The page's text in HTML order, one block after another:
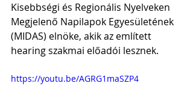
Kisebbségi és Regionális Nyelveken
Megjelenő Napilapok Egyesületének
(MIDAS) elnöke, akik az említett
hearing szakmai előadói lesznek.
https://youtu.be/AGRG1maSZP4